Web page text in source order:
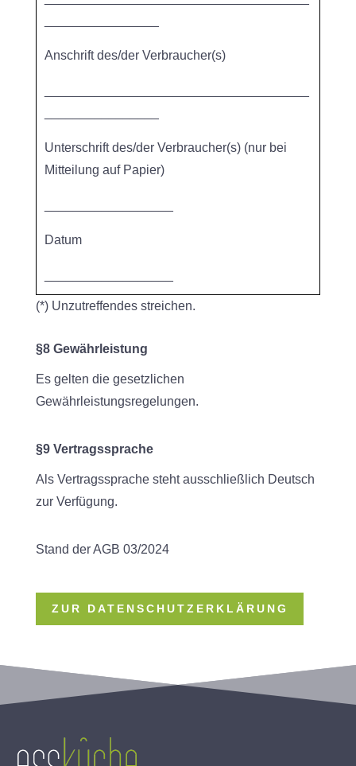
Anschrift des/der Verbraucher(s)
Unterschrift des/der Verbraucher(s) (nur bei
Mitteilung auf Papier)
Datum
(*) Unzutreffendes streichen.
§8 Gewährleistung
Es gelten die gesetzlichen
Gewährleistungsregelungen.
§9 Vertragssprache
Als Vertragssprache steht ausschließlich Deutsch
zur Verfügung.
Stand der AGB 03/2024
ZUR DATENSCHUTZERKLÄRUNG